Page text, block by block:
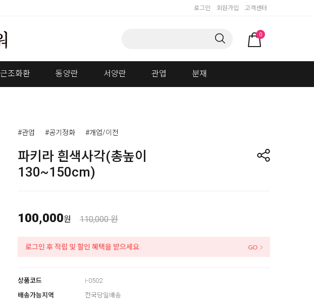
로그인 회원가입 고객센터
0
근조화환 동양란 서양란 관엽 분재
#관엽 #공기정화 #개업/이전
파키라 흰색사각(총높이
130~150cm)
100,000원 110,000 원
로그인 후 적립 및 할인 혜택을 받으세요
상품코드
i-0502
배송가능지역
전국당일배송